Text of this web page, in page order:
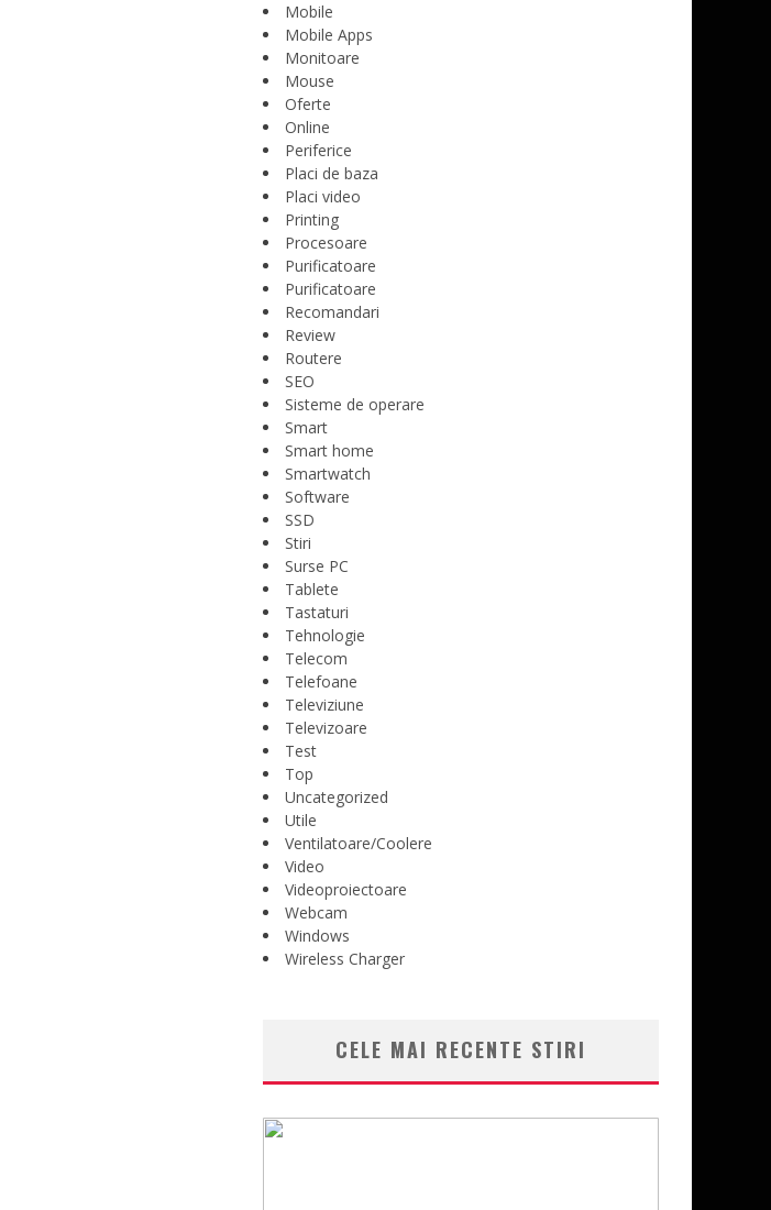
Mobile
Mobile Apps
Monitoare
Mouse
Oferte
Online
Periferice
Placi de baza
Placi video
Printing
Procesoare
Purificatoare
Purificatoare
Recomandari
Review
Routere
SEO
Sisteme de operare
Smart
Smart home
Smartwatch
Software
SSD
Stiri
Surse PC
Tablete
Tastaturi
Tehnologie
Telecom
Telefoane
Televiziune
Televizoare
Test
Top
Uncategorized
Utile
Ventilatoare/Coolere
Video
Videoproiectoare
Webcam
Windows
Wireless Charger
CELE MAI RECENTE STIRI